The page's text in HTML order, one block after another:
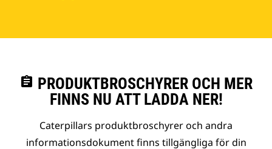
assignment PRODUKTBROSCHYRER OCH MER
FINNS NU ATT LADDA NER!
Caterpillars produktbroschyrer och andra
informationsdokument finns tillgängliga för din